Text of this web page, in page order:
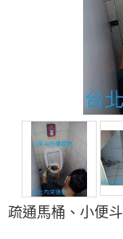
疏通馬桶、小便斗